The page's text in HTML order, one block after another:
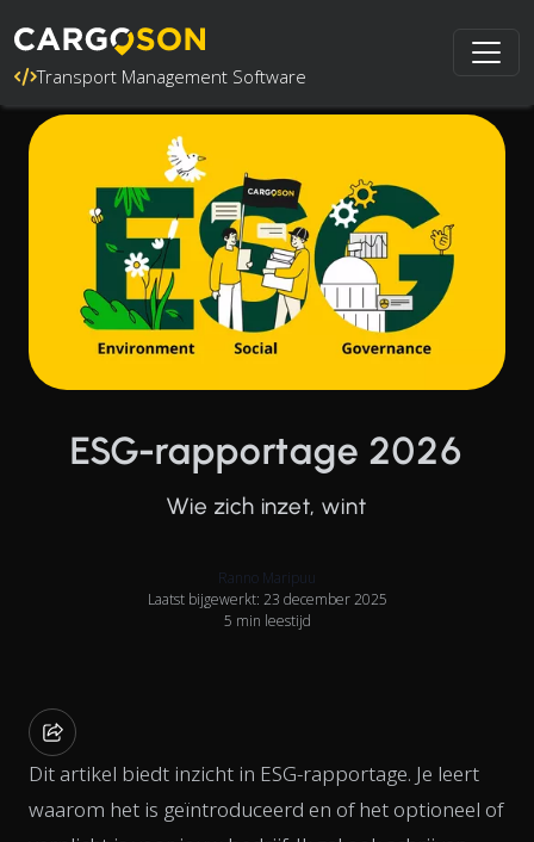
Transport Management Software
ESG-rapportage 2026
Wie zich inzet, wint
Ranno Maripuu
Laatst bijgewerkt: 23 december 2025
5 min leestijd
Dit artikel biedt inzicht in ESG-rapportage. Je leert
waarom het is geïntroduceerd en of het optioneel of